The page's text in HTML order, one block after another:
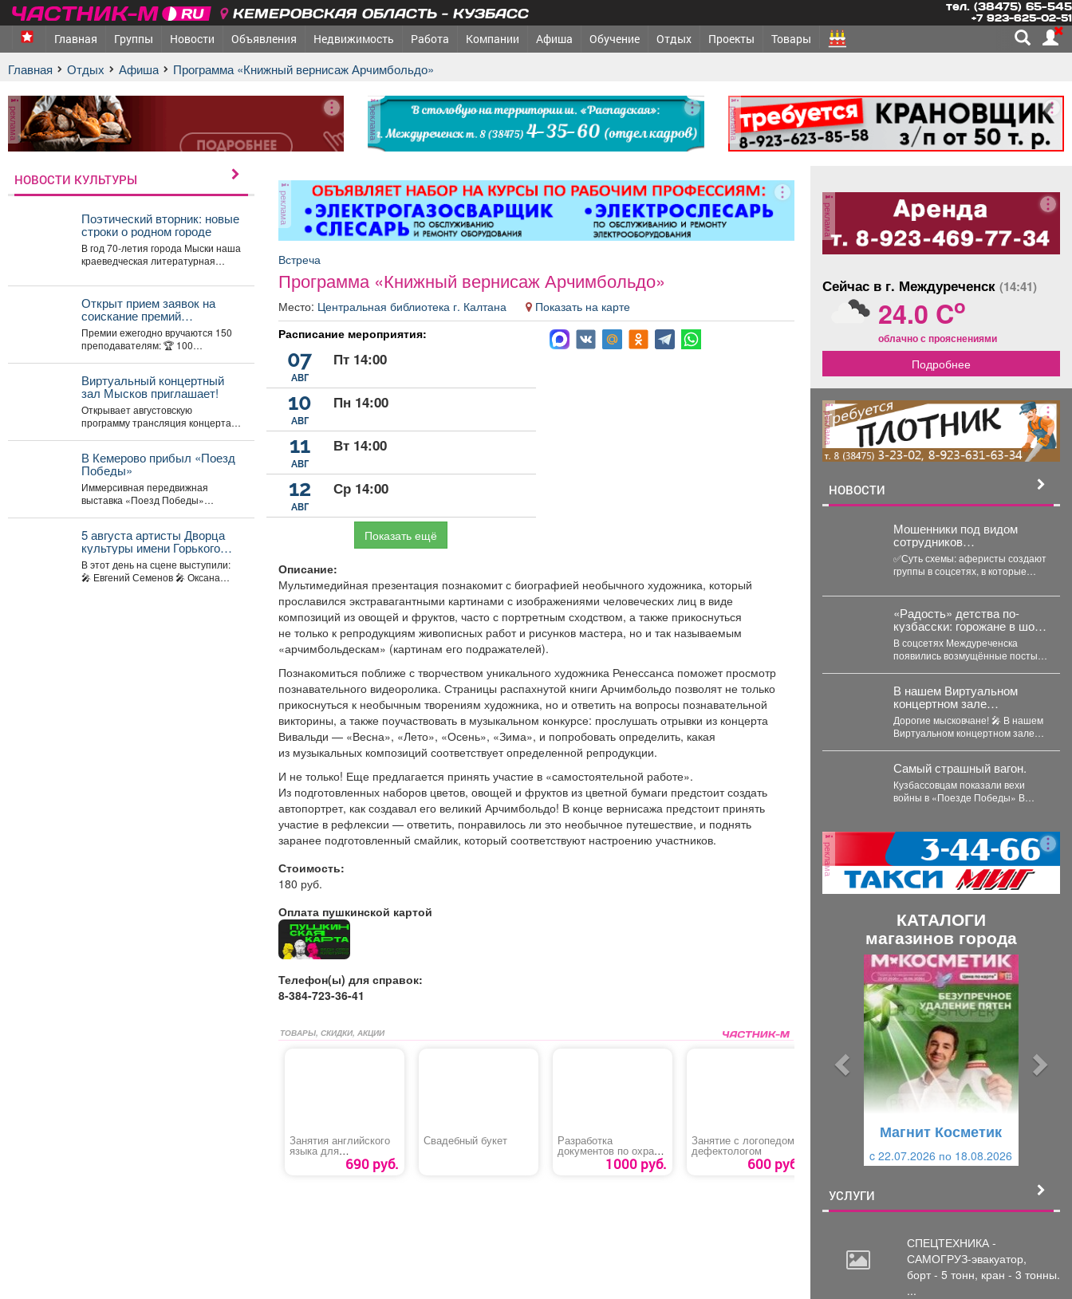
КЕМЕРОВСКАЯ ОБЛАСТЬ - КУЗБАСС тел. (38475) 65-545
+7 923-625-02-51
Главная Группы Новости Объявления Недвижимость Работа Компании Афиша Обучение Отдых Проекты Товары
Главная Отдых афиша Программа «Книжный вернисаж Арчимбольдо»
реклама реклама реклама
реклама
Встреча
Программа «Книжный вернисаж Арчимбольдо»
Место: Центральная библиотека г. Калтана
Показать на карте
Расписание мероприятия:
07
АВГ
Пт 14:00
10
АВГ
Пн 14:00
11
АВГ
Вт 14:00
12
АВГ
Ср 14:00
Показать ещё
Описание:
Мультимедийная презентация познакомит с биографией необычного художника, который
прославился экстравагантными картинами с изображениями человеческих лиц в виде
композиций из овощей и фруктов, часто с портретным сходством, а также прикоснуться
не только к репродукциям живописных работ и рисунков мастера, но и так называемым
«арчимбольдескам» (картинам его подражателей).
Познакомиться поближе с творчеством уникального художника Ренессанса поможет просмотр
познавательного видеоролика. Страницы распахнутой книги Арчимбольдо позволят не только
прикоснуться к необычным творениям художника, но и ответить на вопросы познавательной
викторины, а также поучаствовать в музыкальном конкурсе: прослушать отрывки из концерта
Вивальди — «Весна», «Лето», «Осень», «Зима», и попробовать определить, какая
из музыкальных композиций соответствует определенной репродукции.
И не только! Еще предлагается принять участие в «самостоятельной работе».
Из подготовленных наборов цветов, овощей и фруктов из цветной бумаги предстоит создать
автопортрет, как создавал его великий Арчимбольдо! В конце вернисажа предстоит принять
участие в рефлексии — ответить, понравилось ли это необычное путешествие, и поднять
заранее подготовленный смайлик, который соответствуют настроению участников.
Стоимость:
180 руб.
Оплата пушкинской картой
Телефон(ы) для справок:
8-384-723-36-41
ТОВАРЫ, СКИДКИ, АКЦИИ
Занятия английского
языка для
обучающихся 2-11
690 руб.
Свадебный букет Разработка
документов по охране
труда 1000 руб.
Занятие с логопедом-
дефектологом
600 руб.
Свадебный букет Свадебный букет
НОВОСТИ КУЛЬТУРЫ
Поэтический вторник: новые
строки о родном городе
В год 70-летия города Мыски наша
краеведческая литературная
продолжает знакомить читателей
с...
Открыт прием заявок на
соискание премий
Президента Российской
Федерации для
преподавателей в области
музыкального искусства в
2026 году.
Премии ежегодно вручаются 150
преподавателям: 🏆 100
Виртуальный концертный
зал Мысков приглашает!
Открывает августовскую
программу трансляция концерта-
отечественной киномузыки и...
В Кемерово прибыл «Поезд
Победы»
Иммерсивная передвижная
выставка «Поезд Победы»
Торжественное...
5 августа артисты Дворца
культуры имени Горького
провели выездной концерт в
реабилитационном центре
«Топаз».
В этот день на сцене выступили:
🎤 Евгений Семенов 🎤 Оксана
реклама
Сейчас в г. Междуреченск (14:41)
24.0 Co
облачно с прояснениями
Подробнее
реклама
НОВОСТИ
‍Мошенники под видом
сотрудников
маркетплейсов
обманывают россиян, у
которых скоро день
рождения.
✅Суть схемы: аферисты создают
группы в соцсетях, в которые
преддверии их дня...
«Радость» детства по-
кузбасски: горожане в шоке
от антисанитарии у
детского сада
В соцсетях Междуреченска
появились возмущённые посты
детским...
В нашем Виртуальном
концертном зале
открывается программа
трансляция концерта-
караоке «Споём любимое и
родное»!
Дорогие мысковчане! 🎤 В нашем
Виртуальном концертном зале
«Споём любимое...
Самый страшный вагон.
Кузбассовцам показали вехи
войны в «Поезде Победы» В
реклама
КАТАЛОГИ
магазинов города
Магнит Косметик
c 22.07.2026 по 18.08.2026
УСЛУГИ
СПЕЦТЕХНИКА -
САМОГРУЗ-эвакуатор,
борт - 5 тонн, кран - 3 тонны.
...